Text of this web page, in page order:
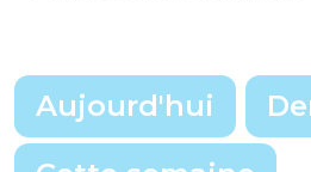
Aujourd'hui